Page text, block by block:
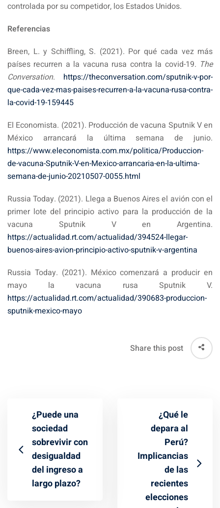
controlada por su competidor, los Estados Unidos.
Referencias
Breen, L. y Schiffling, S. (2021). Por qué cada vez más
países recurren a la vacuna rusa contra la covid-19. The
Conversation. https://theconversation.com/sputnik-v-por-
que-cada-vez-mas-paises-recurren-a-la-vacuna-rusa-contra-
la-covid-19-159445
El Economista. (2021). Producción de vacuna Sputnik V en
México arrancará la última semana de junio.
https://www.eleconomista.com.mx/politica/Produccion-
de-vacuna-Sputnik-V-en-Mexico-arrancaria-en-la-ultima-
semana-de-junio-20210507-0055.html
Russia Today. (2021). Llega a Buenos Aires el avión con el
primer lote del principio activo para la producción de la
vacuna Sputnik V en Argentina.
https://actualidad.rt.com/actualidad/394524-llegar-
buenos-aires-avion-principio-activo-sputnik-v-argentina
Russia Today. (2021). México comenzará a producir en
mayo la vacuna rusa Sputnik V.
https://actualidad.rt.com/actualidad/390683-produccion-
sputnik-mexico-mayo
Share this post
¿Puede una
sociedad
sobrevivir con
desigualdad
del ingreso a
largo plazo?
¿Qué le
depara al
Perú?
Implicancias
de las
recientes
elecciones